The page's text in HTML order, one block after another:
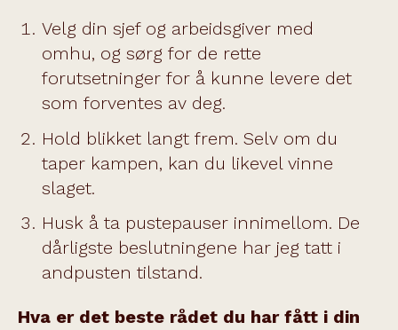
Velg din sjef og arbeidsgiver med
omhu, og sørg for de rette
forutsetninger for å kunne levere det
som forventes av deg.
Hold blikket langt frem. Selv om du
taper kampen, kan du likevel vinne
slaget.
Husk å ta pustepauser innimellom. De
dårligste beslutningene har jeg tatt i
andpusten tilstand.
Hva er det beste rådet du har fått i din